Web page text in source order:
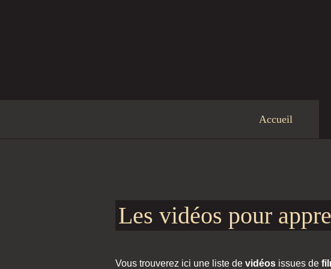
Accueil
Les vidéos pour
Vous trouverez ici une liste de vidéos issues de